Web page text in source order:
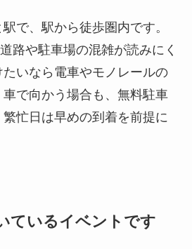
で、駅から徒歩圏内です。
路や駐車場の混雑が読みにく
いなら電車やモノレールの
で向かう場合も、無料駐車
忙日は早めの到着を前提に
ているイベントです